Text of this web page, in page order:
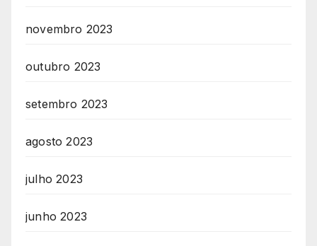
novembro 2023
outubro 2023
setembro 2023
agosto 2023
julho 2023
junho 2023